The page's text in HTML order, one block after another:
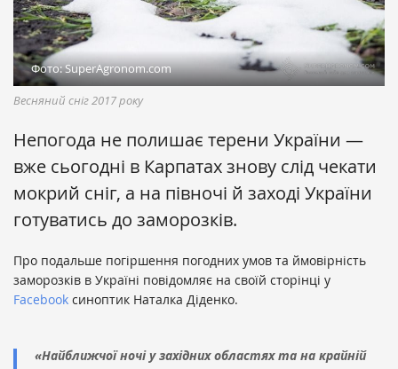
Фото: SuperAgronom.com
Весняний сніг 2017 року
Непогода не полишає терени України —
вже сьогодні в Карпатах знову слід чекати
мокрий сніг, а на півночі й заході України
готуватись до заморозків.
Про подальше погіршення погодних умов та ймовірність
заморозків в Україні повідомляє на своїй сторінці у
Facebook синоптик Наталка Діденко.
«Найближчої ночі у західних областях та на крайній